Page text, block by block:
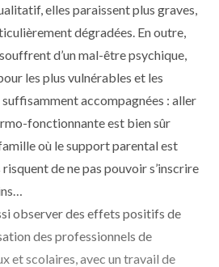
elles paraissent plus graves,
dégradées. En outre,
d’un mal-être psychique,
les plus vulnérables et les
accompagnées : aller
fonctionnante est bien sûr
où le support parental est
de ne pas pouvoir s’inscrire
observer des effets positifs de
des professionnels de
et scolaires, avec un travail de